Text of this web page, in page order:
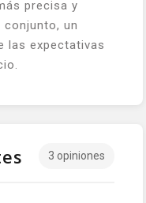
precisa y
conjunto, un
las expectativas
3 opiniones